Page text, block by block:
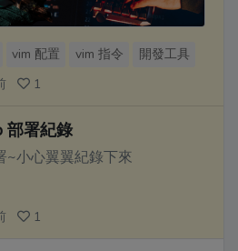
vim 配置 vim 指令
開發工具
1
部署紀錄
~小心翼翼紀錄下來
1